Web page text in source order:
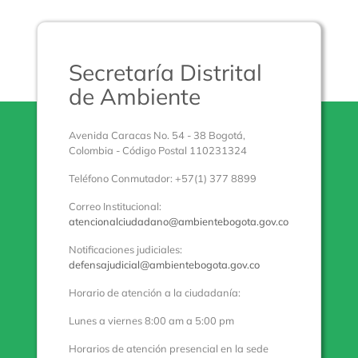
Secretaría Distrital
de Ambiente
Avenida Caracas No. 54 - 38 Bogotá,
Colombia - Código Postal 110231324
Teléfono Conmutador: +57(1) 377 8899
Correo Institucional:
atencionalciudadano@ambientebogota.gov.co
Notificaciones judiciales:
defensajudicial@ambientebogota.gov.co
Horario de atención a la ciudadanía:
Lunes a viernes 8:00 am a 5:00 pm
Horarios de atención presencial en la sede